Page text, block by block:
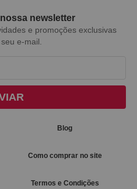
newsletter
e promoções exclusivas
e-mail.
Blog
Como comprar no site
Termos e Condições